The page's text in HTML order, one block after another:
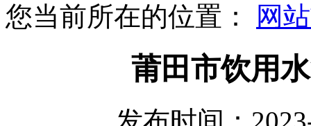
您当前所在的位置：
网
莆田市饮用